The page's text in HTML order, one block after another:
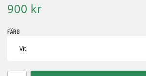
900 kr
FÄRG